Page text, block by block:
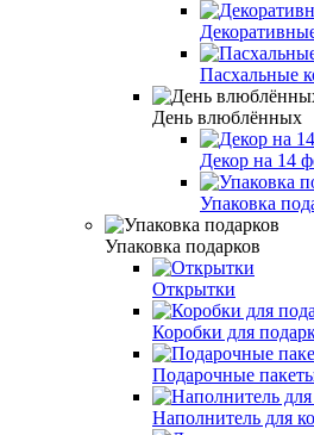
Пасхальные
День влюблённых
Декор на 14
Упаковка
Упаковка подарков
Открытки
Коробки для
Подарочные
Наполнитель для